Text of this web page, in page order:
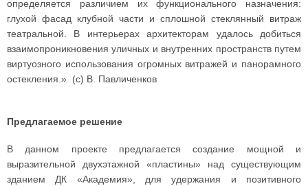
определяется различием их функционального назначения:
глухой фасад клубной части и сплошной стеклянный витраж
театральной. В интерьерах архитекторам удалось добиться
взаимопроникновения уличных и внутренних пространств путем
виртуозного использования огромных витражей и панорамного
остекления.» (с) В. Павличенков
Предлагаемое решение
В данном проекте предлагается создание мощной и
выразительной двухэтажной «пластины» над существующим
зданием ДК «Академия», для удержания и позитивного